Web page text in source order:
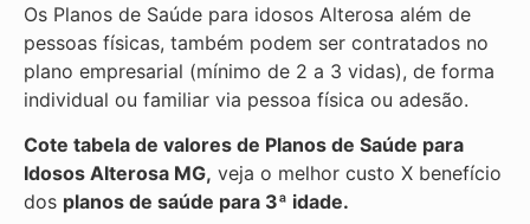
Os Planos de Saúde para idosos Alterosa além de
pessoas físicas, também podem ser contratados no
plano empresarial (mínimo de 2 a 3 vidas), de forma
individual ou familiar via pessoa física ou adesão.
Cote tabela de valores de Planos de Saúde para
Idosos Alterosa MG, veja o melhor custo X benefício
dos planos de saúde para 3ª idade.